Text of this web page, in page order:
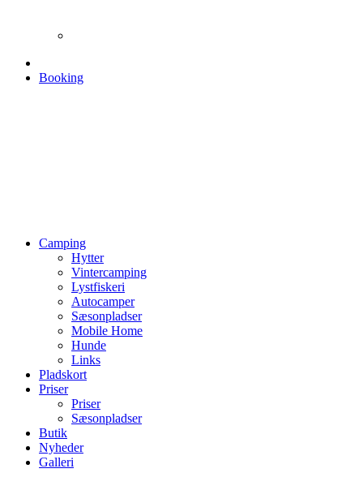
Booking
Camping
Hytter
Vintercamping
Lystfiskeri
Autocamper
Sæsonpladser
Mobile Home
Hunde
Links
Pladskort
Priser
Priser
Sæsonpladser
Butik
Nyheder
Galleri